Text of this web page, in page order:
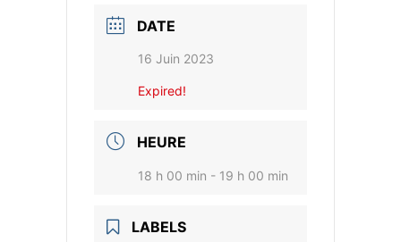
DATE
16 Juin 2023
Expired!
HEURE
18 h 00 min - 19 h 00 min
LABELS